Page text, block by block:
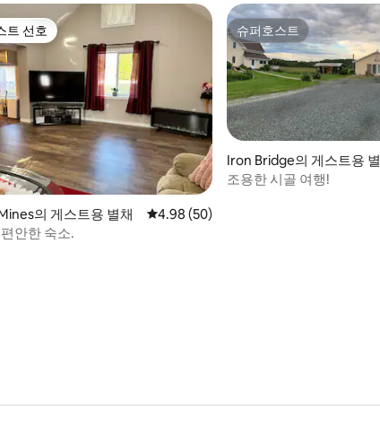
후기 91개
스트 선호
트 선호
의 게스트용 별채 평점 4.98점(5점 만점), 후기 50개
4.98 (50)
안한 숙소.
슈퍼호스트
슈퍼호스트
Iron Bridge의 게스트용
조용한 시골 여행!